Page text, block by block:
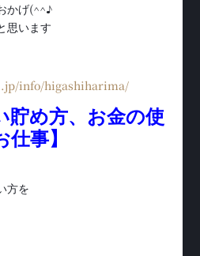
かげ(^^♪
思います
info/higashiharima/
貯め方、お金の使
事】
方を